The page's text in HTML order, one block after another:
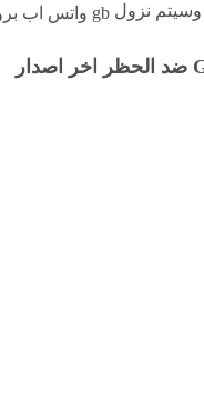
وسيتم نزول gb واتس اب برو